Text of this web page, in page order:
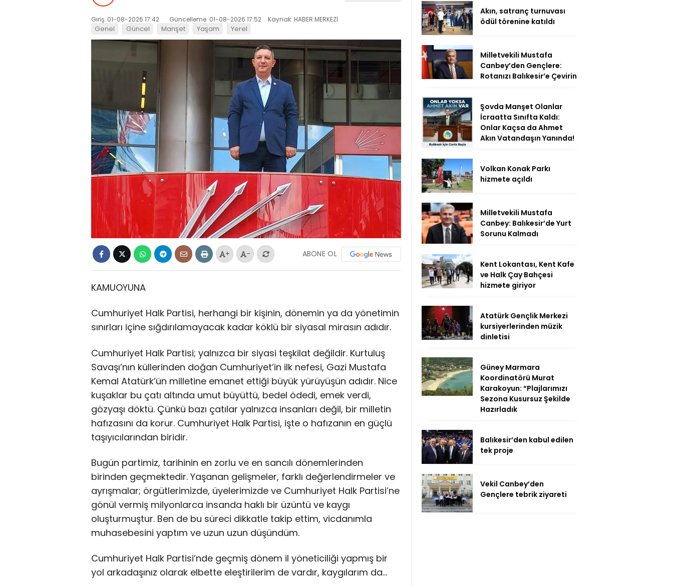
Giriş: 01-08-2026 17:42 Güncelleme: 01-08-2026 17:52 Kaynak: HABER MERKEZİ
Genel Güncel Manşet Yaşam Yerel
+ - ABONE OL
KAMUOYUNA
Cumhuriyet Halk Partisi, herhangi bir kişinin, dönemin ya da yönetimin
sınırları içine sığdırılamayacak kadar köklü bir siyasal mirasın adıdır.
Cumhuriyet Halk Partisi; yalnızca bir siyasi teşkilat değildir. Kurtuluş
Savaşı’nın küllerinden doğan Cumhuriyet’in ilk nefesi, Gazi Mustafa
Kemal Atatürk’ün milletine emanet ettiği büyük yürüyüşün adıdır. Nice
kuşaklar bu çatı altında umut büyüttü, bedel ödedi, emek verdi,
gözyaşı döktü. Çünkü bazı çatılar yalnızca insanları değil, bir milletin
hafızasını da korur. Cumhuriyet Halk Partisi, işte o hafızanın en güçlü
taşıyıcılarından biridir.
Bugün partimiz, tarihinin en zorlu ve en sancılı dönemlerinden
birinden geçmektedir. Yaşanan gelişmeler, farklı değerlendirmeler ve
ayrışmalar; örgütlerimizde, üyelerimizde ve Cumhuriyet Halk Partisi’ne
gönül vermiş milyonlarca insanda haklı bir üzüntü ve kaygı
oluşturmuştur. Ben de bu süreci dikkatle takip ettim, vicdanımla
muhasebesini yaptım ve uzun uzun düşündüm.
Cumhuriyet Halk Partisi’nde geçmiş dönem il yöneticiliği yapmış bir
yol arkadaşınız olarak elbette eleştirilerim de vardır, kaygılarım da…
Akın, satranç turnuvası
ödül törenine katıldı
Milletvekili Mustafa
Canbey’den Gençlere:
Rotanızı Balıkesir’e Çevirin
Şovda Manşet Olanlar
İcraatta Sınıfta Kaldı:
Onlar Kaçsa da Ahmet
Akın Vatandaşın Yanında!
Volkan Konak Parkı
hizmete açıldı
Milletvekili Mustafa
Canbey: Balıkesir’de Yurt
Sorunu Kalmadı
Kent Lokantası, Kent Kafe
ve Halk Çay Bahçesi
hizmete giriyor
Atatürk Gençlik Merkezi
kursiyerlerinden müzik
dinletisi
Güney Marmara
Koordinatörü Murat
Karakoyun: “Plajlarımızı
Sezona Kusursuz Şekilde
Hazırladık
Balıkesir’den kabul edilen
tek proje
Vekil Canbey’den
Gençlere tebrik ziyareti